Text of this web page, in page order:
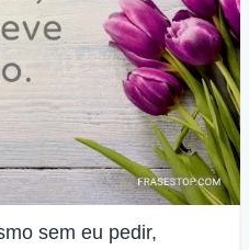
sem eu pedir,